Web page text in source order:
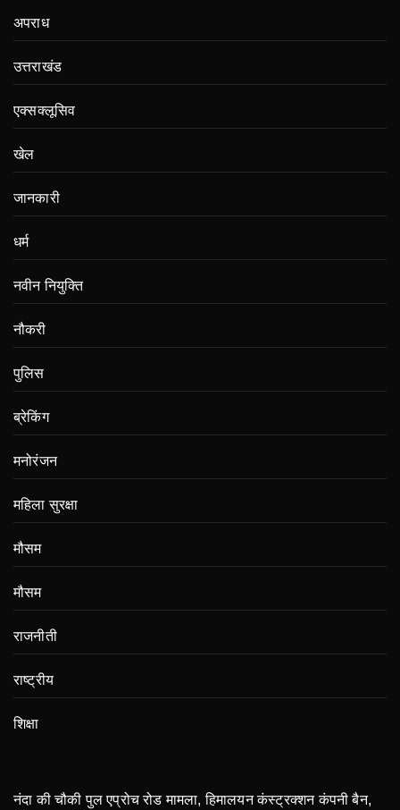
अपराध
उत्तराखंड
एक्सक्लूसिव
खेल
जानकारी
धर्म
नवीन नियुक्ति
नौकरी
पुलिस
ब्रेकिंग
मनोरंजन
महिला सुरक्षा
मौसम
मौसम
राजनीती
राष्ट्रीय
शिक्षा
नंदा की चौकी पुल एप्रोच रोड मामला, हिमालयन कंस्ट्रक्शन कंपनी बैन,